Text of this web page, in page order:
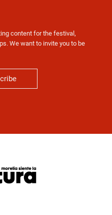
content for the festival,
We want to invite you to be